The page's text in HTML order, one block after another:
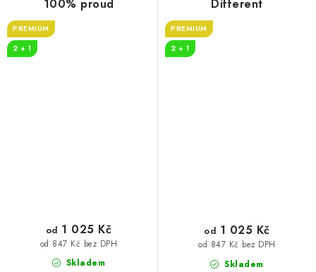
100% proud
PREMIUM
2 + 1
Skladem
od 847 Kč bez DPH
od 1 025 Kč
Different
PREMIUM
2 + 1
Skladem
od 847 Kč bez DPH
od 1 025 Kč